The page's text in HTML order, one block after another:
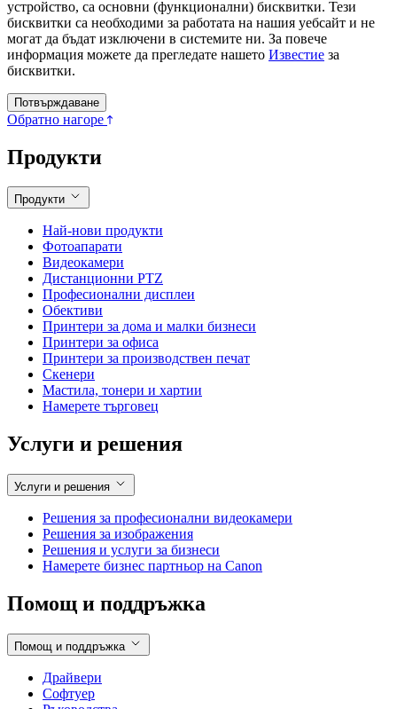
Регистрирайте се сега
Ако видите това съобщение, значи сърфирате в уебсайта на
Canon от търсачка, която блокира несъществени бисквитки.
Единствените бисквитки, които се доставят на вашето
бисквитки са необходими за работата на нашия уебсайт и не
могат да бъдат изключени в системите ни. За повече
бисквитки.
Обратно нагоре
Продукти
Продукти
Най-нови продукти
Фотоапарати
Видеокамери
Дистанционни PTZ
Професионални дисплеи
Обективи
Принтери за дома и малки бизнеси
Принтери за производствен печат
Скенери
Мастила, тонери и хартии
Намерете търговец
Услуги и решения
Услуги и решения
Решения за професионални видеокамери
Решения за изображения
Намерете бизнес партньор на Canon
Помощ и поддръжка